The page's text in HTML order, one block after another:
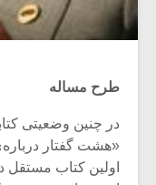
طرح مساله
در چنین وضعیتی
«هشت گفتار
اولین کتاب مستقل